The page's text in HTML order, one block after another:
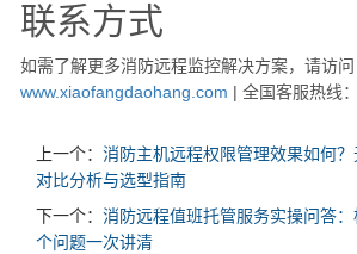
联系方式
如需了解更多消防远程监控解决方案，请访问
www.xiaofangdaohang.com | 全国客服热线：
上一个： 消防主机远程权限管理效果如何
对比分析与选型指南
下一个： 消防远程值班托管服务实操问答
个问题一次讲清